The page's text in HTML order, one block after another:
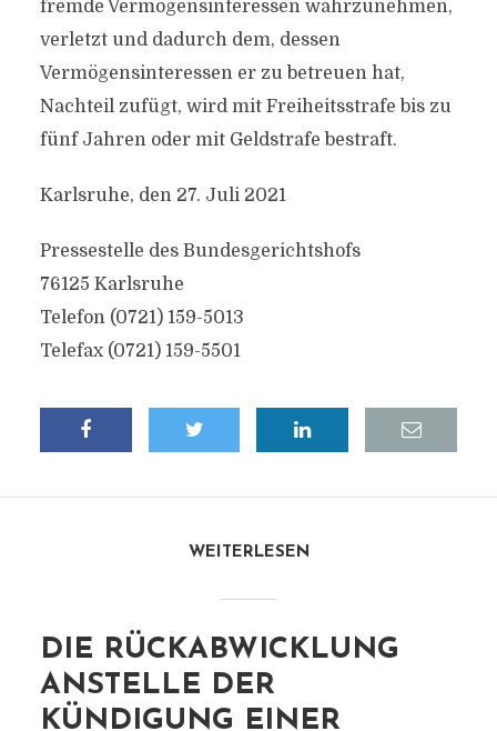
fremde Vermögensinteressen wahrzunehmen,
verletzt und dadurch dem, dessen
Vermögensinteressen er zu betreuen hat,
Nachteil zufügt, wird mit Freiheitsstrafe bis zu
fünf Jahren oder mit Geldstrafe bestraft.
Karlsruhe, den 27. Juli 2021
Pressestelle des Bundesgerichtshofs
76125 Karlsruhe
Telefon (0721) 159-5013
Telefax (0721) 159-5501
WEITERLESEN
DIE RÜCKABWICKLUNG
ANSTELLE DER
KÜNDIGUNG EINER